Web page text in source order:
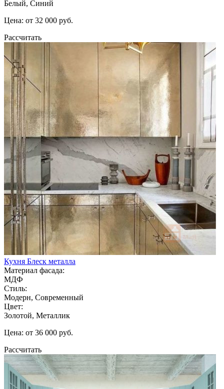
Белый, Синий
Цена: от 32 000 руб.
Рассчитать
Кухня Блеск металла
Материал фасада:
МДФ
Стиль:
Модерн, Современный
Цвет:
Золотой, Металлик
Цена: от 36 000 руб.
Рассчитать